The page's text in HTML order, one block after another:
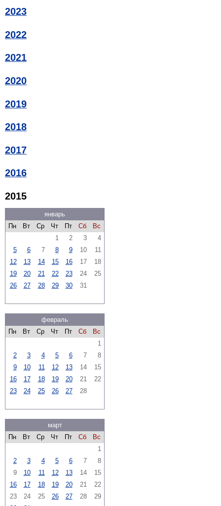
2023
2022
2021
2020
2019
2018
2017
2016
2015
январь
Пн
Вт Ср Чт Пт Сб
Вс
1
2 3
4
5
6 7 8 9 10
11
12
13 14 15 16 17
18
19
20 21 22 23 24
25
26
27 28 29 30 31
февраль
Пн
Вт Ср Чт Пт Сб
Вс
1
2
3 4 5 6 7
8
9
10 11 12 13 14
15
16
17 18 19 20 21
22
23
24 25 26 27 28
март
Пн
Вт Ср Чт Пт Сб
Вс
1
2
3 4 5 6 7
8
9
10 11 12 13 14
15
16
17 18 19 20 21
22
23
24 25 26 27 28
29